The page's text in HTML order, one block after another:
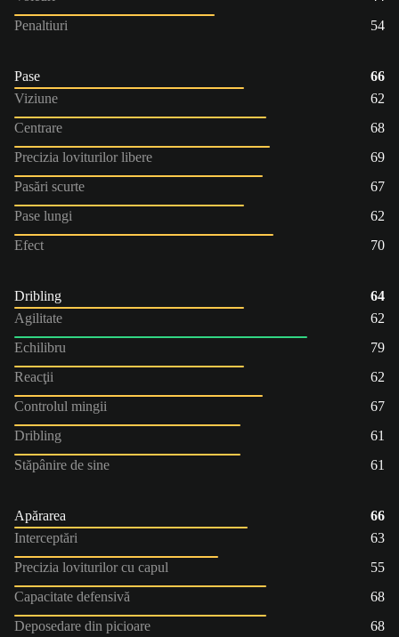
Penaltiuri
54
Pase
66
Viziune
62
Centrare
68
Precizia loviturilor libere
69
Pasări scurte
67
Pase lungi
62
Efect
70
Dribling
64
Agilitate
62
Echilibru
79
Reacţii
62
Controlul mingii
67
Dribling
61
Stăpânire de sine
61
Apărarea
66
Interceptări
63
Precizia loviturilor cu capul
55
Capacitate defensivă
68
Deposedare din picioare
68